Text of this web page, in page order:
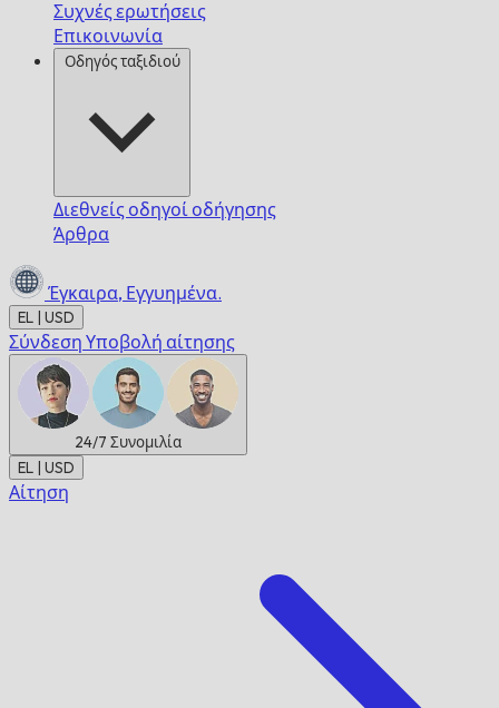
Συχνές ερωτήσεις
Επικοινωνία
Οδηγός ταξιδιού
Διεθνείς οδηγοί οδήγησης
Άρθρα
Έγκαιρα, Εγγυημένα.
EL | USD
Σύνδεση Υποβολή αίτησης
24/7 Συνομιλία
EL | USD
Αίτηση